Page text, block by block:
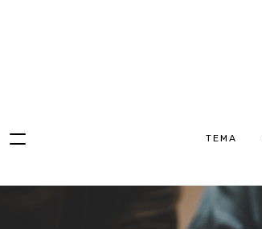
TEMA
Hopp